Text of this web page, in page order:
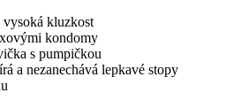
kluzkost
kondomy
s pumpičkou
a nezanechává lepkavé stopy